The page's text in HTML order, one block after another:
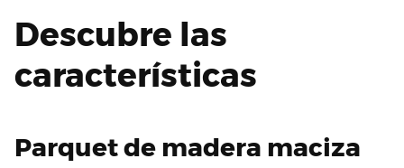
Descubre las
características
Parquet de madera maciza